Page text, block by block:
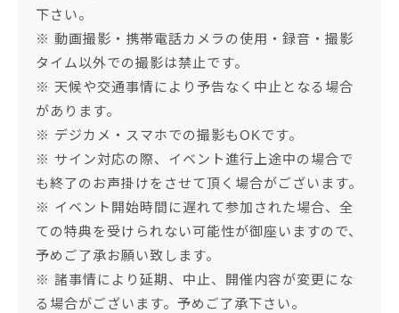
下さい。
※ 動画撮影・携帯電話カメラの使用・録音・撮影
タイム以外での撮影は禁止です。
※ 天候や交通事情により予告なく中止となる場合
があります。
※ デジカメ・スマホでの撮影もOKです。
※ サイン対応の際、イベント進行上途中の場合で
も終了のお声掛けをさせて頂く場合がございます。
※ イベント開始時間に遅れて参加された場合、全
ての特典を受けられない可能性が御座いますので、
予めご了承お願い致します。
※ 諸事情により延期、中止、開催内容が変更にな
る場合がございます。予めご了承下さい。